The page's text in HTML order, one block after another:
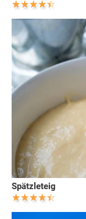
Spätzleteig